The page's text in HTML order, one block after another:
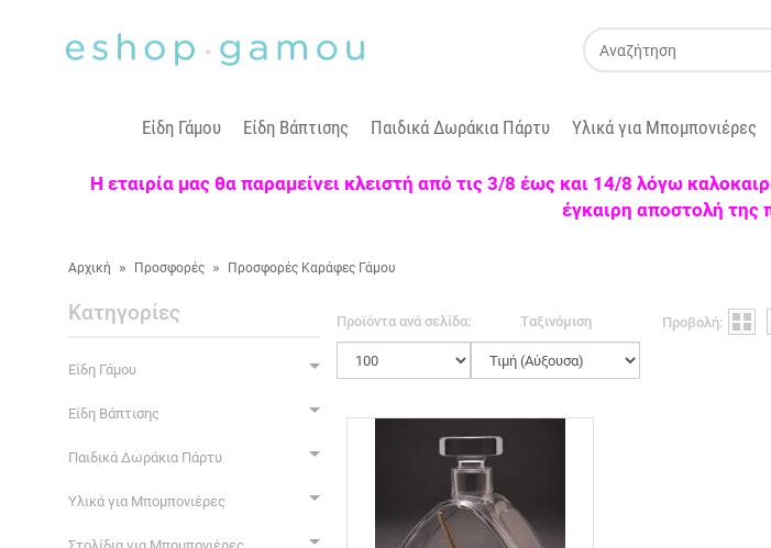
Είδη Γάμου Είδη Βάπτισης Παιδικά Δωράκια Πάρτυ Υλικά για Μπομπονιέρες
Η εταιρία μας θα παραμείνει κλειστή από τις 3/8 έως και 14/8 λόγω
έγκαιρη αποστολή της
Αρχική » Προσφορές » Προσφορές Καράφες Γάμου
Κατηγορίες
Είδη Γάμου
Είδη Βάπτισης
Παιδικά Δωράκια Πάρτυ
Υλικά για Μπομπονιέρες
Προϊόντα ανά σελίδα: Tαξινόμιση Προβολή: